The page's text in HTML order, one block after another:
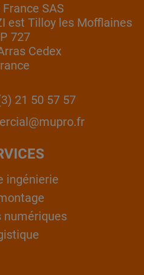
France SAS
est Tilloy les Mofflaines
727
Cedex
21 50 57 57
ingénierie
numériques